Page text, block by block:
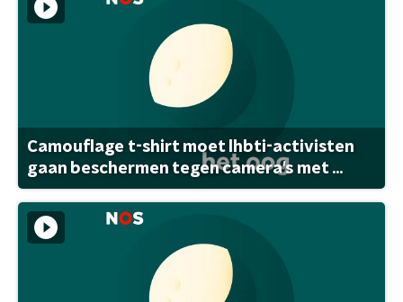
Camouflage t-shirt moet lhbti-activisten
gaan beschermen tegen camera's met ...